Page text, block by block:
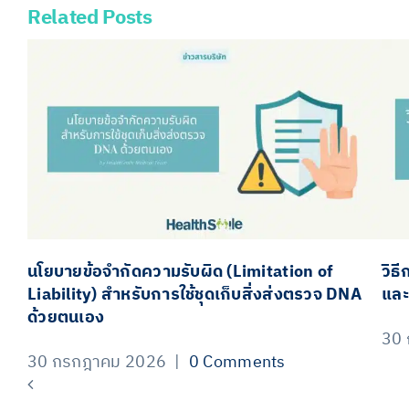
Facebook
X
LinkedIn
Email
Related Posts
นโยบายข้อจำกัดความรับผิด (Limitation of
Liability) สำหรับการใช้ชุดเก็บสิ่งส่งตรวจ DNA
ด้วยตนเอง
30 กรกฎาคม 2026 | 0 Comments
วิธี
แล
30